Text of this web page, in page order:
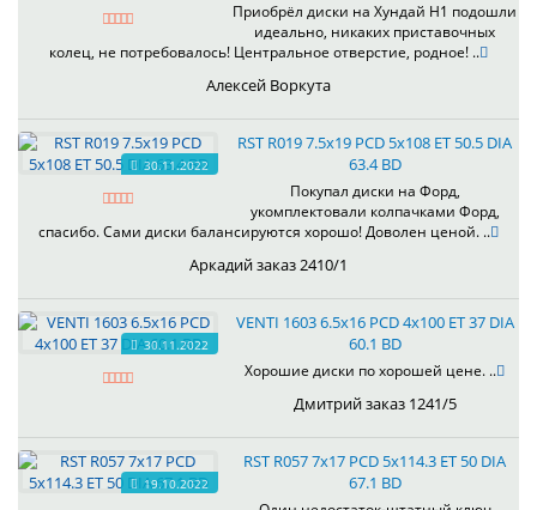
Приобрёл диски на Хундай H1 подошли
идеально, никаких приставочных
колец, не потребовалось! Центральное отверстие, родное! ..
Алексей Воркута
30.11.2022
RST R019 7.5x19 PCD 5x108 ET 50.5 DIA
63.4 BD
Покупал диски на Форд,
укомплектовали колпачками Форд,
спасибо. Сами диски балансируются хорошо! Доволен ценой. ..
Аркадий заказ 2410/1
30.11.2022
VENTI 1603 6.5x16 PCD 4x100 ET 37 DIA
60.1 BD
Хорошие диски по хорошей цене. ..
Дмитрий заказ 1241/5
19.10.2022
RST R057 7x17 PCD 5x114.3 ET 50 DIA
67.1 BD